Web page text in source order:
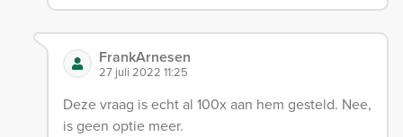
FrankArnesen
27 juli 2022 11:25
Deze vraag is echt al 100x aan hem gesteld. Nee,
is geen optie meer.